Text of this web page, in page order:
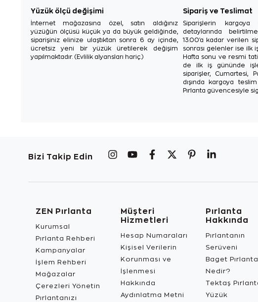
Yüzük ölçü değişimi
İnternet mağazasına özel, satın aldığınız
yüzüğün ölçüsü küçük ya da büyük geldiğinde,
siparişiniz elinize ulaştıktan sonra 6 ay içinde,
ücretsiz yeni bir yüzük üretilerek değişim
yapılmaktadır. (Evlilik alyansları hariç.)
Sipariş ve Teslimat
Siparişlerin
detaylarında
13.00'a kadar verilen
sonrası gelenler ise ilk
Hafta sonu ve resmi
de ilk iş gününde
siparişler, Cumartesi,
dışında kargoya
Pırlanta güvencesiyle
Bizi Takip Edin
ZEN Pırlanta
Kurumsal
Pırlanta Rehberi
Kampanyalar
İşlem Rehberi
Mağazalar
Çerezleri Yönetin
Pırlantanızı
Müşteri
Hizmetleri
Hesap Numaraları
Kişisel Verilerin
Korunması ve
İşlenmesi
Hakkında
Aydınlatma Metni
Pırlanta
Hakkında
Pırlantanın
Serüveni
Baget Pırlanta
Nedir?
Tektaş
Yüzük